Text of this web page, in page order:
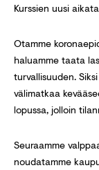
Kurssien uusi
Otamme
haluamme taata
turvallisuuden.
välimatkaa
lopussa, jolloin
Seuraamme
noudatamme